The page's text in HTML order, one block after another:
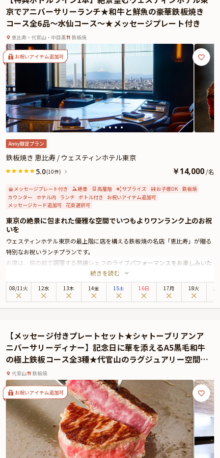
理をお楽しみください。
食後にはメッセージ付きのデザートプレートもご用意いたします。
また、お子様含めた3名様以上のご予約でお子様メニューを1名様分サービスの
お子様連れに嬉しい特典付です。お子様メニューは、国産牛はじめオムライス
やバターコーンなど喜ばれること間違いないラインナップでご用意いたしま
す。
是非、本プランで笑顔あふれる和やかなお祝いランチをお過ごしください。
京でアニバーサリーランチ★和牛と鮮魚の豪華鉄板焼き
コース全6品～水仙コース～★メッセージプレート付き
恵比寿・代官山・中目黒 鉄板焼
お祝いアイテム追加可
Anny限定プラン
鉄板焼き 恵比寿 / ウェスティンホテル東京
5.0(10件) ￥14,000 /名
メッセージプレート付き 絶景 高層階 サプライズ お子様OK 鉄板焼
カウンター
ホテル内 ランチ ボトル付き
お祝いアイテム追加可
メッセージカード追加可 花束選択可
東京の絶景に包まれた優雅な空間でいつもよりワンランク上のお祝
いを
ウェスティンホテル東京の最上階に店を構える鉄板焼の名店「恵比寿」が贈る
特別なお祝いランチプランです。
お席は、目の前で調理する熟練シェフのライブパフォーマンスをお楽しみいた
だけるカウンター席へご案内いたします。東京の街並みをバックに五感で楽し
むことが出来るカウンター席は、お祝いの特別感をより演出してくれることで
しょう。
た、コースの最後にはご希望のメッセージを添えたデザートプレートをサプラ
イズでお出しします。
さらにお祝い特典としてソムリエ厳選のボトルワインを1本プレゼントいたし
ます。お料理と相性抜群のワインをランチタイムから贅沢にご堪能いただけま
す。
上質なホテルレストランならではの充実のおもてなしと美食×美酒×美景が織
りなす至福のアニバーサリーをお過ごしください。
続きを読む
08/11火 12水 13木 14金 15土 16日 17月 18火
【メッセージ付きプレートセット★シャトーブリアンア
ニバーサリーディナー】記念日に華を添えるA5黒毛和牛
の極上鉄板コース全3種★代官山のラグジュアリー空間で
過ごす特別な夜
代官山 鉄板焼
お祝いアイテム追加可